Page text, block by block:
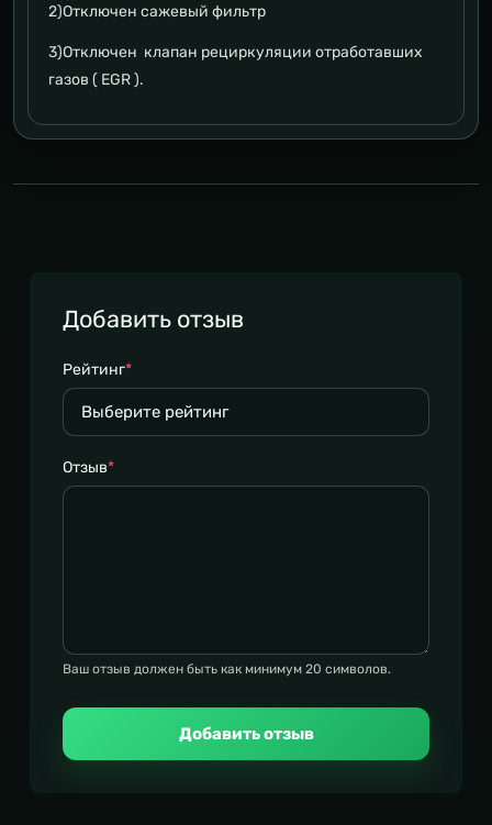
2)Отключен сажевый фильтр
3)Отключен клапан рециркуляции отработавших
газов ( EGR ).
Добавить отзыв
Рейтинг*
Отзыв*
Ваш отзыв должен быть как минимум 20 символов.
Добавить отзыв